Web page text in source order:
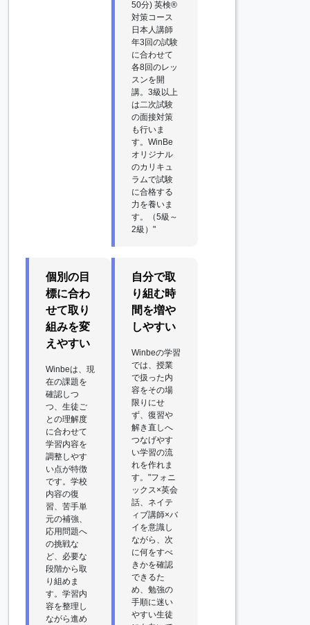
50分) 英検®
対策コース
日本人講師
年3回の試験
に合わせて
各8回のレッ
スンを開
講。3級以上
は二次試験
の面接対策
も行いま
す。WinBe
オリジナル
のカリキュ
ラムで試験
に合格する
力を養いま
す。（5級～
2級）"
個別の目
標に合わ
せて取り
組みを変
えやすい
Winbeは、現
在の課題を
確認しつ
つ、生徒ご
との理解度
に合わせて
学習内容を
調整しやす
い点が特徴
です。学校
内容の復
習、苦手単
元の補強、
応用問題へ
の挑戦な
ど、必要な
段階から取
り組めま
す。学習内
容を整理し
ながら進め
自分で取
り組む時
間を増や
しやすい
Winbeの学習
では、授業
で扱った内
容をその場
限りにせ
ず、復習や
解き直しへ
つなげやす
い学習の流
れを作れま
す。"フォニ
ックス×英会
話、ネイテ
ィブ講師×バ
イを意識し
ながら、次
に何をすべ
きかを確認
できるた
め、勉強の
手順に迷い
やすい生徒